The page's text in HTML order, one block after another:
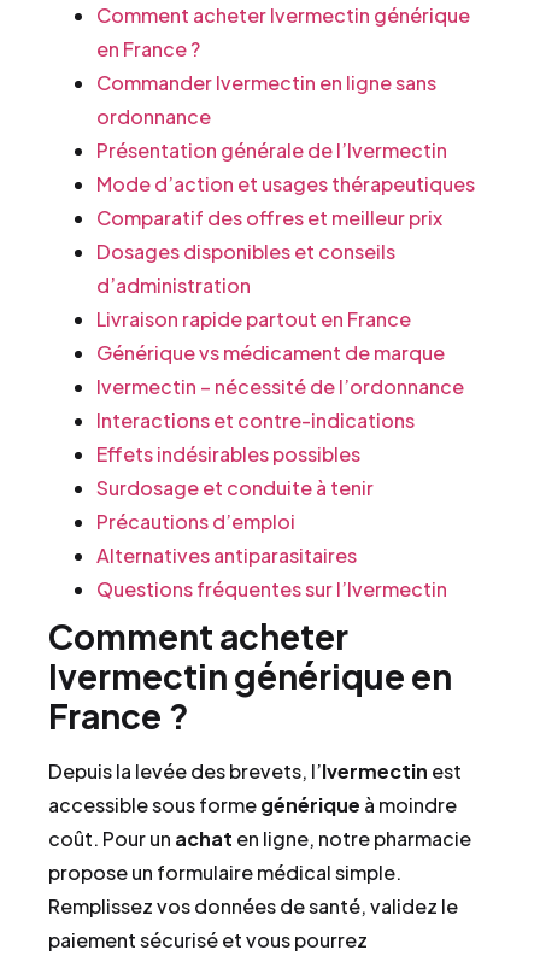
Comment acheter Ivermectin générique
en France ?
Commander Ivermectin en ligne sans
ordonnance
Présentation générale de l’Ivermectin
Mode d’action et usages thérapeutiques
Comparatif des offres et meilleur prix
Dosages disponibles et conseils
d’administration
Livraison rapide partout en France
Générique vs médicament de marque
Ivermectin – nécessité de l’ordonnance
Interactions et contre-indications
Effets indésirables possibles
Surdosage et conduite à tenir
Précautions d’emploi
Alternatives antiparasitaires
Questions fréquentes sur l’Ivermectin
Comment acheter
Ivermectin générique en
France ?
Depuis la levée des brevets, l’Ivermectin est
accessible sous formegénérique à moindre
coût. Pour un achat en ligne, notre pharmacie
propose un formulaire médical simple.
Remplissez vos données de santé, validez le
paiement sécurisé et vous pourrez